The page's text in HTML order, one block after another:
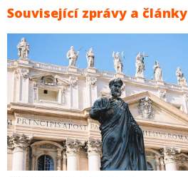
Související zprávy a články